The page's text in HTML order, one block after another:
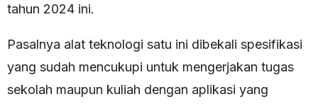
tahun 2024 ini.
Pasalnya alat teknologi satu ini dibekali spesifikasi
yang sudah mencukupi untuk mengerjakan tugas
sekolah maupun kuliah dengan aplikasi yang